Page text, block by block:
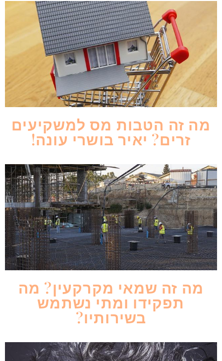
מה זה הטבות מס למשקיעים
זרים? יאיר בושרי עונה!
מה זה שמאי מקרקעין? מה
תפקידו ומתי נשתמש
בשירותיו?